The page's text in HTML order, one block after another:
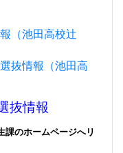
（池田高校辻
抜情報（池田高
抜情報
のホームページへリ